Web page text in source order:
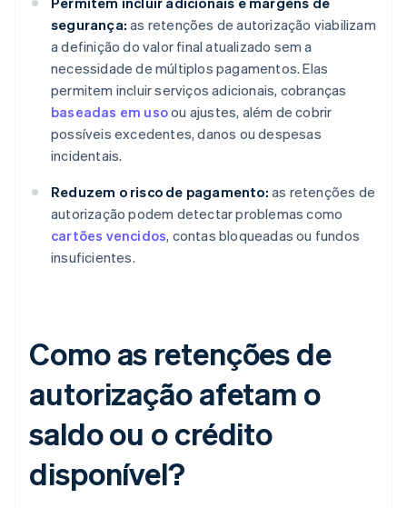
segurança: as retenções de autorização viabilizam
a definição do valor final atualizado sem a
necessidade de múltiplos pagamentos. Elas
permitem incluir serviços adicionais, cobranças
baseadas em usoou ajustes, além de cobrir
possíveis excedentes, danos ou despesas
incidentais.
Reduzem o risco de pagamento: as retenções de
autorização podem detectar problemas como
cartões vencidos, contas bloqueadas ou fundos
insuficientes.
Como as retenções de
autorização afetam o
saldo ou o crédito
disponível?